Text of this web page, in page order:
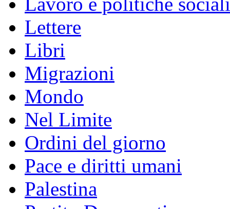
Lettere
Libri
Migrazioni
Mondo
Nel Limite
Ordini del giorno
Pace e diritti umani
Palestina